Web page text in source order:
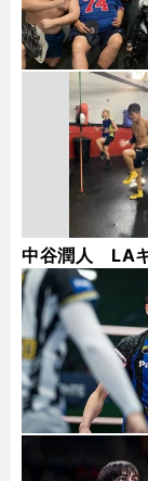
中谷潤人 LA